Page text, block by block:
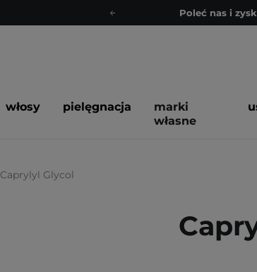
Poleć nas i
Bezpłatne
Poleć nas i
włosy pielęgnacja
marki
własne
Caprylyl Glycol